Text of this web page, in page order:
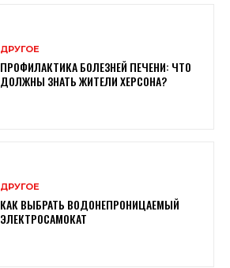
ДРУГОЕ
ПРОФИЛАКТИКА БОЛЕЗНЕЙ ПЕЧЕНИ: ЧТО
ДОЛЖНЫ ЗНАТЬ ЖИТЕЛИ ХЕРСОНА?
ДРУГОЕ
КАК ВЫБРАТЬ ВОДОНЕПРОНИЦАЕМЫЙ
ЭЛЕКТРОСАМОКАТ